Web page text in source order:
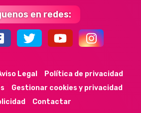
en redes:
9k 35k 352
Legal
Política de privacidad
Gestionar cookies y privacidad
Contactar